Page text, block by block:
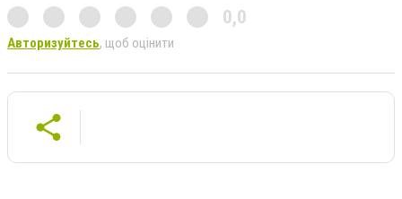
0,0
Авторизуйтесь, щоб оцінити